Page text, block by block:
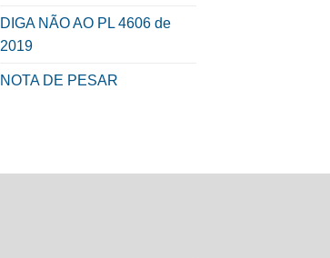
DIGA NÃO AO PL 4606 de
2019
NOTA DE PESAR